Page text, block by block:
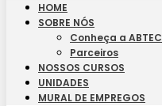
HOME
SOBRE NÓS
Conheça a ABTEC
Parceiros
NOSSOS CURSOS
UNIDADES
MURAL DE EMPREGOS